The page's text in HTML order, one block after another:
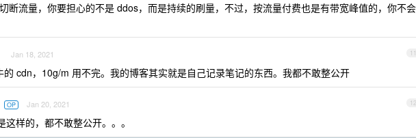
断流量，你要担心的不是 ddos，而是持续的刷量，不过，按流量付费也是有带宽峰值的，你不会
11
Jan 18, 2021
的 cdn，10g/m 用不完。我的博客其实就是自己记录笔记的东西。我都不敢整公开
12
OP Jan 20, 2021
这样的，都不敢整公开。。。